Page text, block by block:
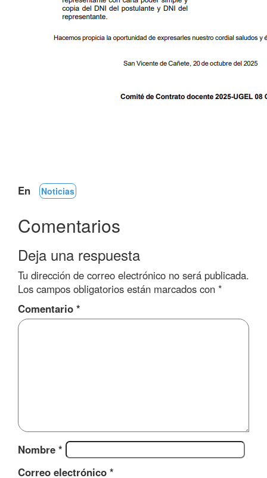
En Noticias
Comentarios
Deja una respuesta
Tu dirección de correo electrónico no será publicada.
Los campos obligatorios están marcados con *
Comentario *
Nombre *
Correo electrónico *